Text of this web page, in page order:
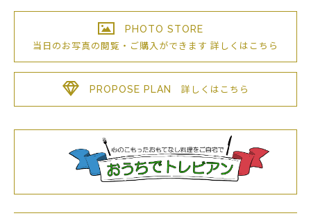
PHOTO STORE
当日のお写真の閲覧・ご購入ができます 詳しくはこちら
PROPOSE PLAN 詳しくはこちら